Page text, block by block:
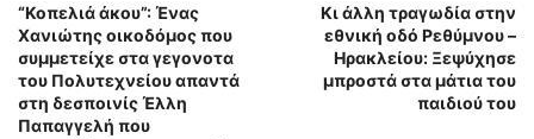
“Κοπελιά άκου”: Ένας
Χανιώτης οικοδόμος που
συμμετείχε στα γεγονοτα
του Πολυτεχνείου απαντά
στη δεσποινίς Έλλη
Παπαγγελή που
Κι άλλη τραγωδία στην
εθνική οδό Ρεθύμνου –
Ηρακλείου: Ξεψύχησε
μπροστά στα μάτια του
παιδιού του